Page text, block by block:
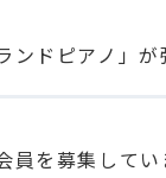
ドピアノ」が
員を募集してい